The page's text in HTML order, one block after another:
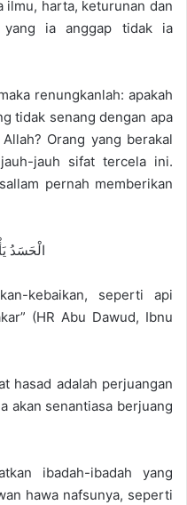
ilmu, harta, keturunan dan
yang ia anggap tidak ia
renungkanlah: apakah
tidak senang dengan apa
Orang yang berakal
jauh sifat tercela ini.
pernah memberikan
الْحَسَدُ
kebaikan, seperti api
(HR Abu Dawud, Ibnu
hasad adalah perjuangan
akan senantiasa berjuang
ibadah-ibadah yang
hawa nafsunya, seperti